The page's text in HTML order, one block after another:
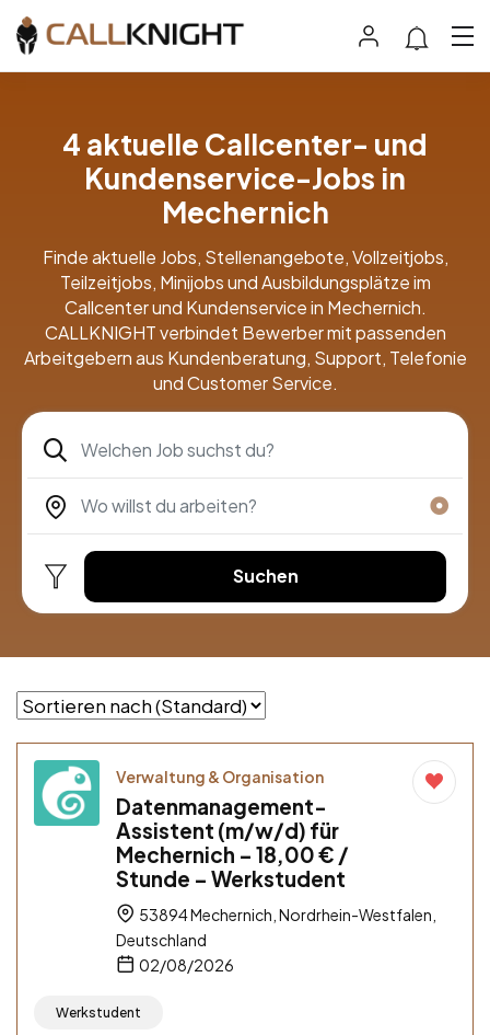
4 aktuelle Callcenter- und
Kundenservice-Jobs in
Mechernich
Finde aktuelle Jobs, Stellenangebote, Vollzeitjobs,
Teilzeitjobs, Minijobs und Ausbildungsplätze im
Callcenter und Kundenservice in Mechernich.
CALLKNIGHT verbindet Bewerber mit passenden
Arbeitgebern aus Kundenberatung, Support, Telefonie
und Customer Service.
Suchen
Verwaltung & Organisation
Datenmanagement-
Assistent (m/w/d) für
Mechernich – 18,00 € /
Stunde – Werkstudent
53894 Mechernich, Nordrhein-Westfalen,
Deutschland
02/08/2026
Werkstudent